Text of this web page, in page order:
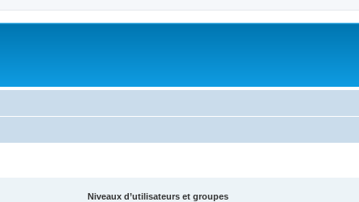
Niveaux d’utilisateurs et groupes